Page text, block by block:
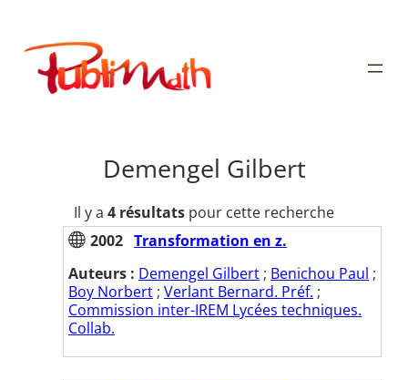
contenu
Publimath
Demengel Gilbert
Il y a 4 résultats pour cette recherche
2002 Transformation en z.
Auteurs : Demengel Gilbert ; Benichou Paul ;
Boy Norbert ; Verlant Bernard. Préf. ;
Commission inter-IREM Lycées techniques.
Collab.